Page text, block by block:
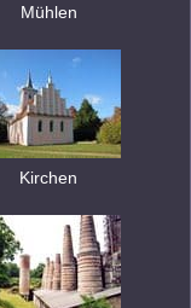
Mühlen
Kirchen